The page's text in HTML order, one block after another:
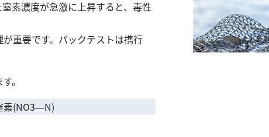
素濃度が急激に上昇すると、毒性
重要です。パックテストは携行
。
素(NO3—N)